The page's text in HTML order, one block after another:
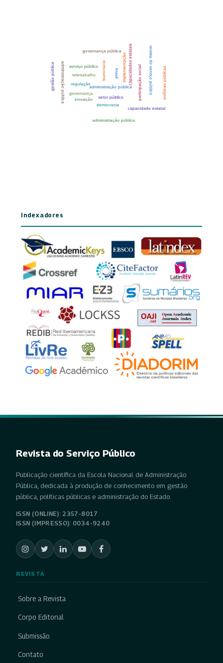
Indexadores
Revista do Serviço Público
Publicação científica da Escola Nacional de Administração
Pública, dedicada à produção de conhecimento em gestão
pública, políticas públicas e administração do Estado.
ISSN (ONLINE): 2357-8017
ISSN (IMPRESSO): 0034-9240
REVISTA
Sobre a Revista
Corpo Editorial
Submissão
Contato